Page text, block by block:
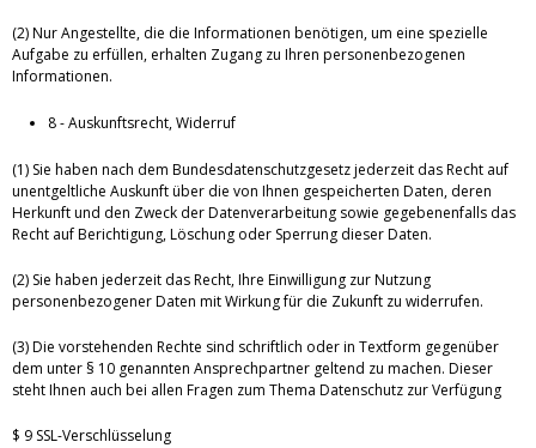
(2) Nur Angestellte, die die Informationen benötigen, um eine spezielle
Aufgabe zu erfüllen, erhalten Zugang zu Ihren personenbezogenen
Informationen.
8 - Auskunftsrecht, Widerruf
(1) Sie haben nach dem Bundesdatenschutzgesetz jederzeit das Recht auf
unentgeltliche Auskunft über die von Ihnen gespeicherten Daten, deren
Herkunft und den Zweck der Datenverarbeitung sowie gegebenenfalls das
Recht auf Berichtigung, Löschung oder Sperrung dieser Daten.
(2) Sie haben jederzeit das Recht, Ihre Einwilligung zur Nutzung
personenbezogener Daten mit Wirkung für die Zukunft zu widerrufen.
(3) Die vorstehenden Rechte sind schriftlich oder in Textform gegenüber
dem unter § 10 genannten Ansprechpartner geltend zu machen. Dieser
steht Ihnen auch bei allen Fragen zum Thema Datenschutz zur Verfügung
$ 9 SSL-Verschlüsselung